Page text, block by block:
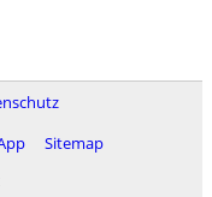
Sitemap